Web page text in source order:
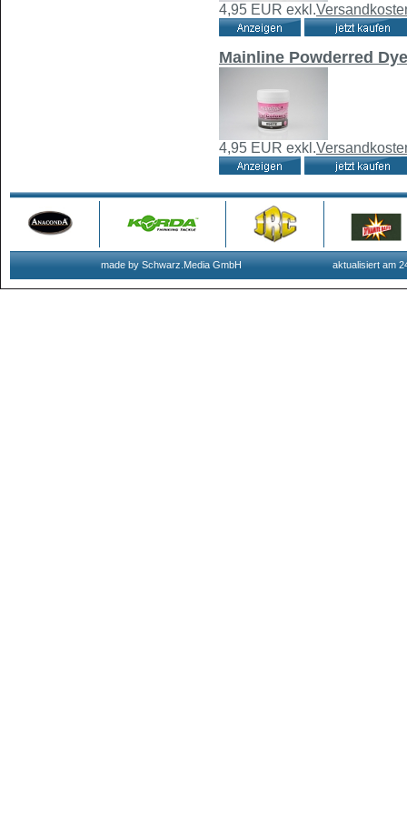
4,95 EUR exkl.
Mainline Powderred
4,95 EUR exkl.
made by Schwarz.Media GmbH aktualisiert am